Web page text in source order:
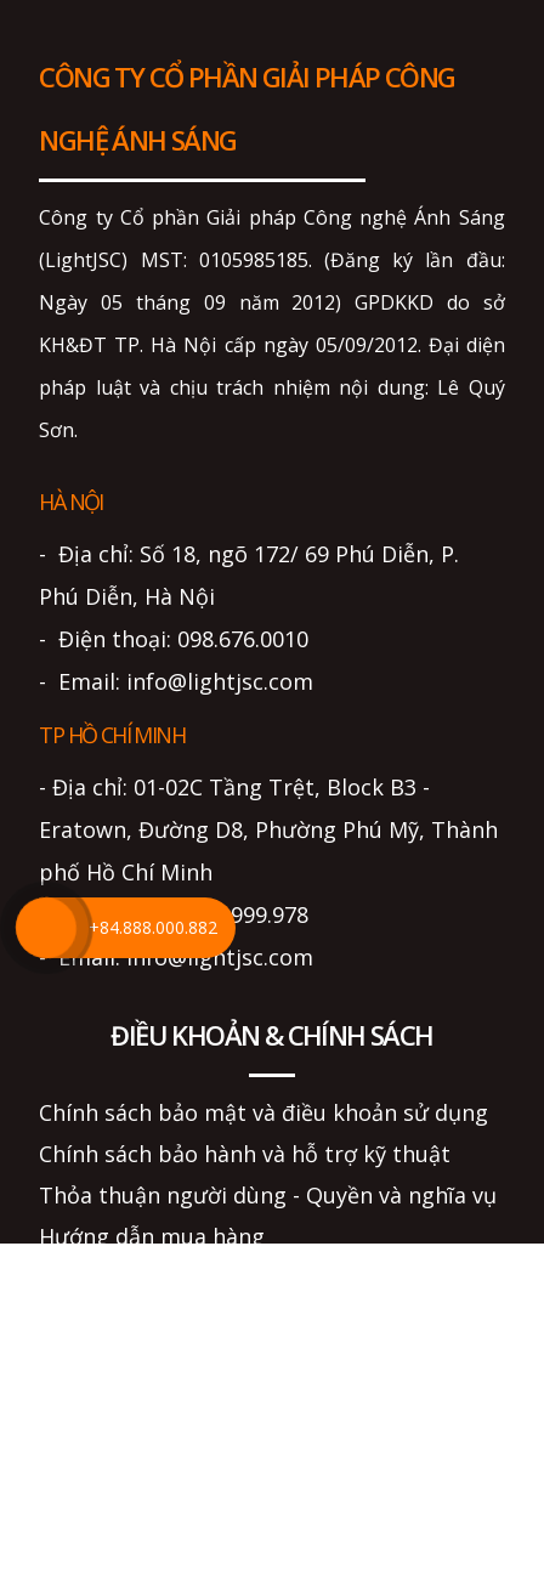
CÔNG TY CỔ PHẦN GIẢI PHÁP CÔNG
NGHỆ ÁNH SÁNG
Công ty Cổ phần Giải pháp Công nghệ Ánh Sáng
(LightJSC) MST: 0105985185. (Đăng ký lần đầu:
Ngày 05 tháng 09 năm 2012) GPDKKD do sở
KH&ĐT TP. Hà Nội cấp ngày 05/09/2012. Đại diện
pháp luật và chịu trách nhiệm nội dung: Lê Quý
Sơn.
HÀ NỘI
- Địa chỉ: Số 18, ngõ 172/ 69 Phú Diễn, P.
Phú Diễn, Hà Nội
- Điện thoại: 098.676.0010
- Email: info@lightjsc.com
TP HỒ CHÍ MINH
- Địa chỉ: 01-02C Tầng Trệt, Block B3 -
Eratown, Đường D8, Phường Phú Mỹ, Thành
phố Hồ Chí Minh
- Điện thoại: 0799.999.978
- Email: info@lightjsc.com
ĐIỀU KHOẢN & CHÍNH SÁCH
Chính sách bảo mật và điều khoản sử dụng
Chính sách bảo hành và hỗ trợ kỹ thuật
Thỏa thuận người dùng - Quyền và nghĩa vụ
Hướng dẫn mua hàng
+84.888.000.882